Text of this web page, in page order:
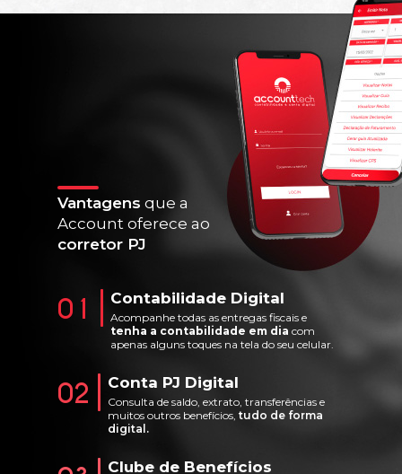
Vantagens que a
Account oferece ao
corretor PJ
01 Contabilidade Digital
Acompanhe todas as entregas fiscais e
tenha a contabilidade em dia com
apenas alguns toques na tela do seu celular.
02 Conta PJ Digital
Consulta de saldo, extrato, transferências e
muitos outros benefícios, tudo de forma
digital.
Clube de Benefícios